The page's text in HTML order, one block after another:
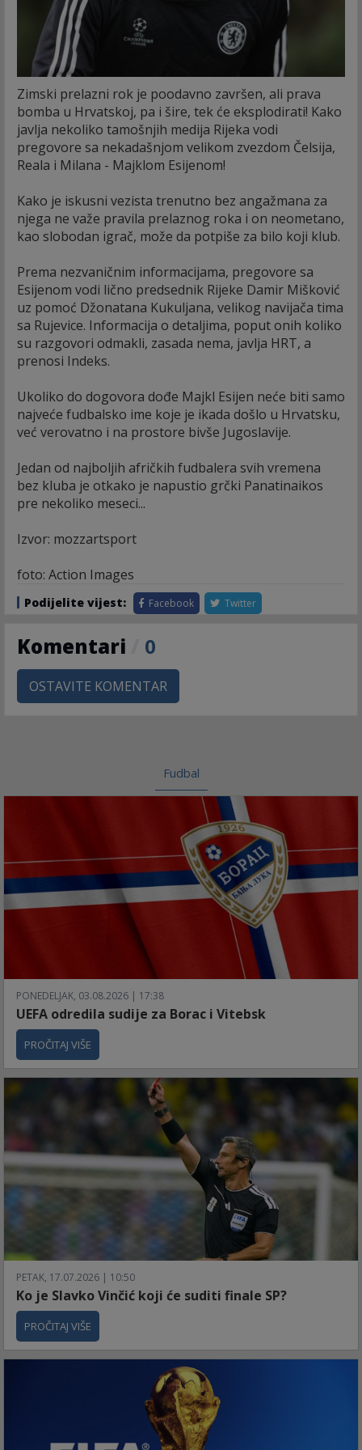
Zimski prelazni rok je poodavno završen, ali prava
bomba u Hrvatskoj, pa i šire, tek će eksplodirati! Kako
javlja nekoliko tamošnjih medija Rijeka vodi
pregovore sa nekadašnjom velikom zvezdom Čelsija,
Reala i Milana - Majklom Esijenom!
Kako je iskusni vezista trenutno bez angažmana za
njega ne važe pravila prelaznog roka i on neometano,
kao slobodan igrač, može da potpiše za bilo koji klub.
Prema nezvaničnim informacijama, pregovore sa
Esijenom vodi lično predsednik Rijeke Damir Mišković
uz pomoć Džonatana Kukuljana, velikog navijača tima
sa Rujevice. Informacija o detaljima, poput onih koliko
su razgovori odmakli, zasada nema, javlja HRT, a
prenosi Indeks.
Ukoliko do dogovora dođe Majkl Esijen neće biti samo
najveće fudbalsko ime koje je ikada došlo u Hrvatsku,
već verovatno i na prostore bivše Jugoslavije.
Jedan od najboljih afričkih fudbalera svih vremena
bez kluba je otkako je napustio grčki Panatinaikos
pre nekoliko meseci...
Izvor: mozzartsport
foto: Action Images
Podijelite vijest: Facebook Twitter
Komentari 0
OSTAVITE KOMENTAR
Fudbal
PONEDELJAK, 03.08.2026 | 17:38
UEFA odredila sudije za Borac i Vitebsk
PROČITAJ VIŠE
PETAK, 17.07.2026 | 10:50
Ko je Slavko Vinčić koji će suditi finale SP?
PROČITAJ VIŠE